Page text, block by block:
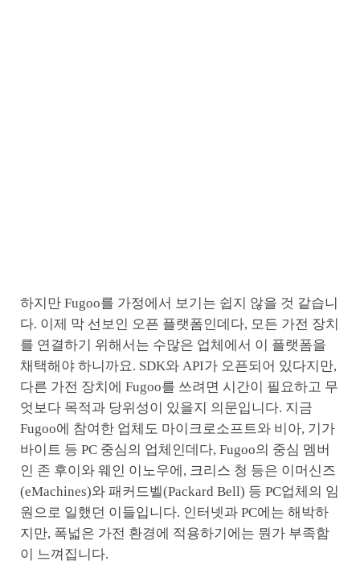
하지만 Fugoo를 가정에서 보기는 쉽지 않을 것 같습니
다. 이제 막 선보인 오픈 플랫폼인데다, 모든 가전 장치
를 연결하기 위해서는 수많은 업체에서 이 플랫폼을
채택해야 하니까요. SDK와 API가 오픈되어 있다지만,
다른 가전 장치에 Fugoo를 쓰려면 시간이 필요하고 무
엇보다 목적과 당위성이 있을지 의문입니다. 지금
Fugoo에 참여한 업체도 마이크로소프트와 비아, 기가
바이트 등 PC 중심의 업체인데다, Fugoo의 중심 멤버
인 존 후이와 웨인 이노우에, 크리스 청 등은 이머신즈
(eMachines)와 패커드벨(Packard Bell) 등 PC업체의 임
원으로 일했던 이들입니다. 인터넷과 PC에는 해박하
지만, 폭넓은 가전 환경에 적용하기에는 뭔가 부족함
이 느껴집니다.